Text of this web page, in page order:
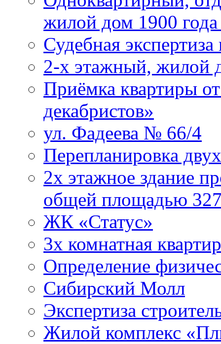
жилой дом 1900
Судебная
2-х этажный, жилой
Приёмка квартиры
декабристов»
ул. Фадеева № 66/4
Перепланировка
2х этажное здание
общей площадью
ЖК «Статус»
3х комнатная
Определение
Сибирский Молл
Экспертиза
Жилой комплекс